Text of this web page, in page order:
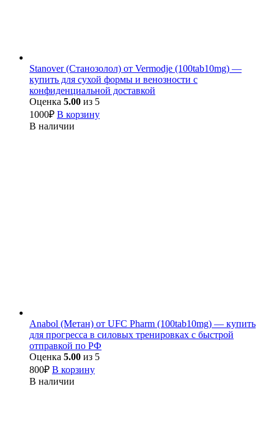
Stanover (Станозолол) от Vermodje (100tab10mg) —
купить для сухой формы и венозности с
конфиденциальной доставкой
Оценка 5.00 из 5
1000₽ В корзину
В наличии
Anabol (Метан) от UFC Pharm (100tab10mg) — купить
для прогресса в силовых тренировках с быстрой
отправкой по РФ
Оценка 5.00 из 5
800₽ В корзину
В наличии